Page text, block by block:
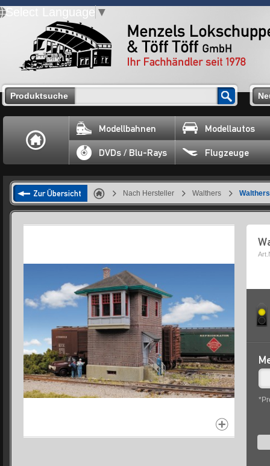
Select Language ▼
Produktsuche
Modellbahnen Modellautos
DVDs / Blu-Rays Flugzeuge
Zur Übersicht Nach Hersteller Walthers